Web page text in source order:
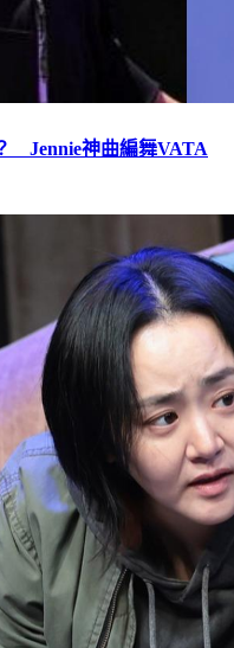
Jennie神曲編舞VATA